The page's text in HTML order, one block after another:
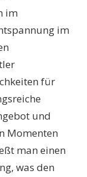
im
im
für
und
Momenten
man einen
was den